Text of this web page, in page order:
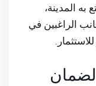
به المدينة،
الراغبين في
لضمان